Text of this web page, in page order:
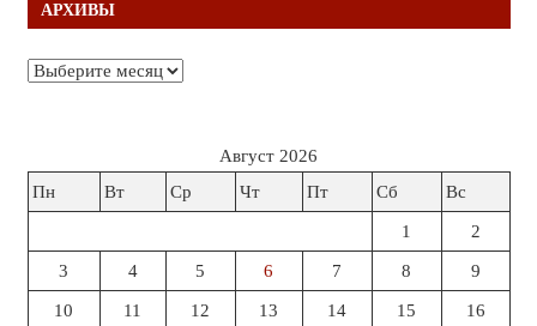
АРХИВЫ
Архивы
Август 2026
Пн
Вт Ср Чт Пт Сб Вс
1 2
3 4 5 6 7 8 9
10 11 12 13 14 15 16